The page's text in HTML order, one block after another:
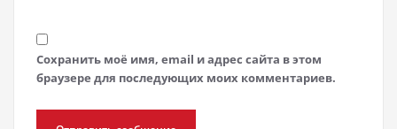
Сохранить моё имя, email и адрес сайта в этом
браузере для последующих моих комментариев.